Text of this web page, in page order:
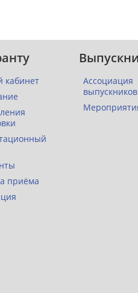
кабинет
приёма
Ассоциация
выпускников